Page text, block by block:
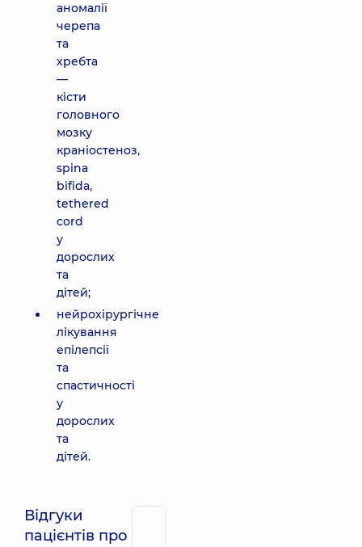
аномалії
черепа
та
хребта
—
кісти
головного
мозку
краніостеноз,
spina
bifida,
tethered
cord
у
дорослих
та
дітей;
нейрохірургічне
лікування
епілепсії
та
спастичності
у
дорослих
та
дітей.
Відгуки
пацієнтів про